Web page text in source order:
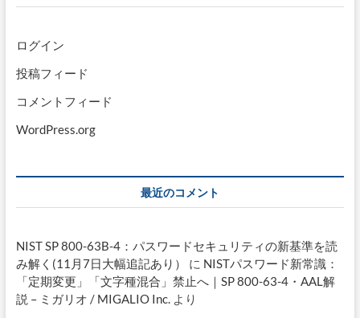
ログイン
投稿フィード
コメントフィード
WordPress.org
最近のコメント
NIST SP 800-63B-4：パスワードセキュリティの新基準を読
み解く(11月7日大幅追記あり）
に NISTパスワード新常識：
「定期変更」「文字種混合」禁止へ｜SP 800-63-4・AAL解
説 – ミガリオ / MIGALIO Inc.より